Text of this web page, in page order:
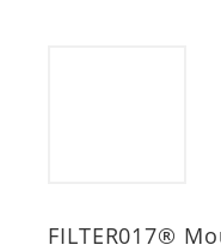
FILTER017®